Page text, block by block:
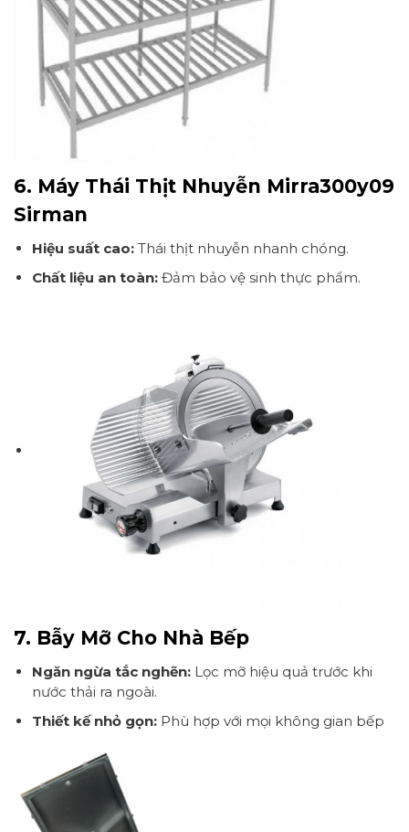
6. Máy Thái Thịt Nhuyễn Mirra300y09
Sirman
Hiệu suất cao:Thái thịt nhuyễn nhanh chóng.
Chất liệu an toàn:Đảm bảo vệ sinh thực phẩm.
7. Bẫy Mỡ Cho Nhà Bếp
Ngăn ngừa tắc nghẽn:Lọc mỡ hiệu quả trước khi
nước thải ra ngoài.
Thiết kế nhỏ gọn:Phù hợp với mọi không gian bếp